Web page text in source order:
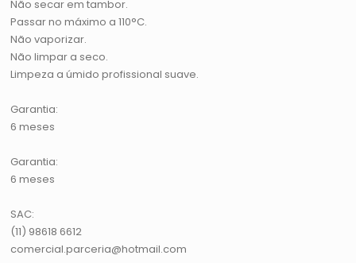
Não secar em tambor.
Passar no máximo a 110°C.
Não vaporizar.
Não limpar a seco.
Limpeza a úmido profissional suave.
Garantia:
6 meses
Garantia:
6 meses
SAC:
(11) 98618 6612
comercial.parceria@hotmail.com